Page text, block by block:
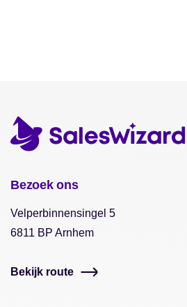
Bezoek ons
Velperbinnensingel 5
6811 BP Arnhem
Bekijk route